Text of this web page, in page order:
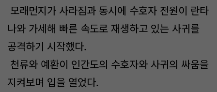
모래먼지가 사라짐과 동시에 수호자 전원이 란타
나와 가세해 빠른 속도로 재생하고 있는 사귀를
공격하기 시작했다.
천류와 예환이 인간도의 수호자와 사귀의 싸움을
지켜보며 입을 열었다.